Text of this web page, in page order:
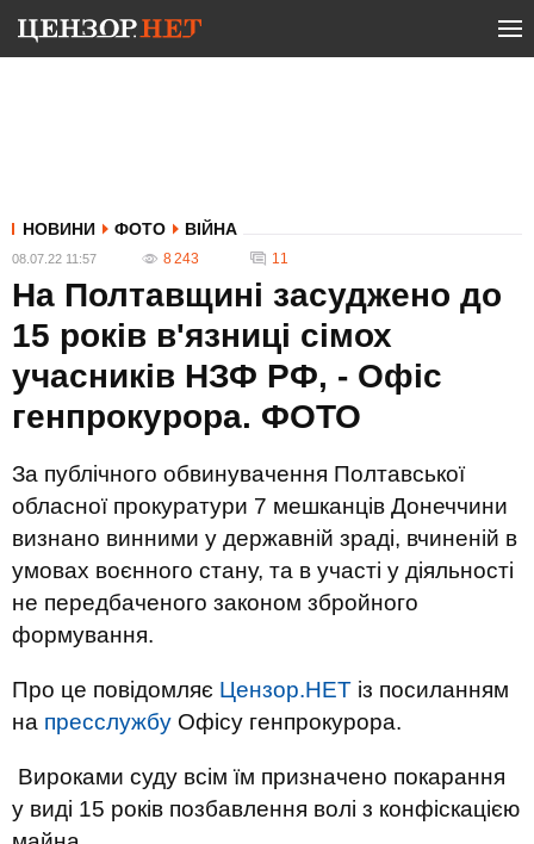
НОВИНИ ФОТО ВІЙНА
08.07.22 11:57 8 243 11
На Полтавщині засуджено до
15 років в'язниці сімох
учасників НЗФ РФ, - Офіс
генпрокурора. ФОТО
За публічного обвинувачення Полтавської
обласної прокуратури 7 мешканців Донеччини
визнано винними у державній зраді, вчиненій в
умовах воєнного стану, та в участі у діяльності
не передбаченого законом збройного
формування.
Про це повідомляє Цензор.НЕТ із посиланням
на пресслужбу Офісу генпрокурора.
Вироками суду всім їм призначено покарання
у виді 15 років позбавлення волі з конфіскацією